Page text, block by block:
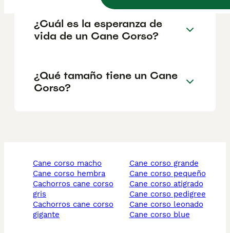
¿Cuál es la esperanza de
vida de un Cane Corso?
¿Qué tamaño tiene un Cane
Corso?
cane corso macho
cane corso hembra
cachorros cane corso
gris
cachorros cane corso
gigante
cane corso grande
cane corso pequeño
cane corso atigrado
cane corso pedigree
cane corso leonado
cane corso blue